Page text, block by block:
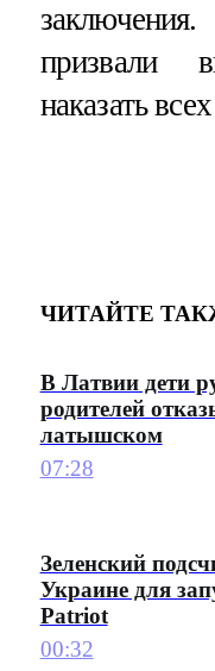
призвали
наказать
ЧИТАЙТЕ
В Латвии дети
родителей
латышском
07:28
Зеленский
Украине для
Patriot
00:32